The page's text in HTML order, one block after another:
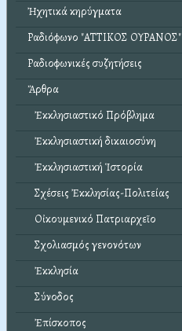
Ἠχητικά κηρύγματα
Ραδιόφωνο "ΑΤΤΙΚΟΣ ΟΥΡΑΝΟΣ"
Ραδιοφωνικές συζητήσεις
Ἄρθρα
Ἐκκλησιαστικό Πρόβλημα
Ἐκκλησιαστική δικαιοσύνη
Ἐκκλησιαστική Ἱστορία
Σχέσεις Ἐκκλησίας-Πολιτείας
Οἰκουμενικό Πατριαρχεῖο
Σχολιασμός γενονότων
Ἐκκλησία
Σύνοδος
Ἐπίσκοπος